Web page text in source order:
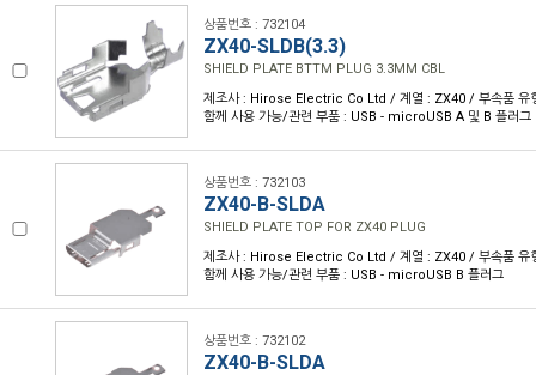
상품번호 : 732104
ZX40-SLDB(3.3)
SHIELD PLATE BTTM PLUG 3.3MM CBL
제조사 : Hirose Electric Co Ltd / 계열 : ZX40 / 부속품 유
함께 사용 가능/관련 부품 : USB - microUSB A 및 B 플러그
상품번호 : 732103
ZX40-B-SLDA
SHIELD PLATE TOP FOR ZX40 PLUG
제조사 : Hirose Electric Co Ltd / 계열 : ZX40 / 부속품 유
함께 사용 가능/관련 부품 : USB - microUSB B 플러그
상품번호 : 732102
ZX40-B-SLDA